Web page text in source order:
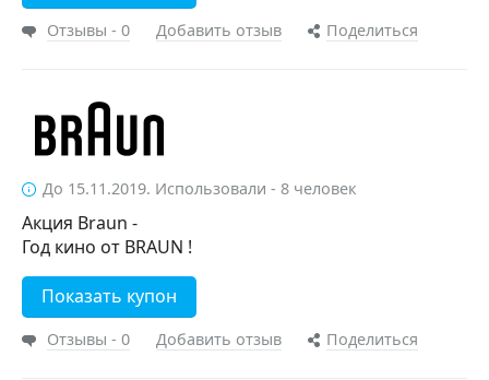
Отзывы - 0 Добавить отзыв Поделиться
До 15.11.2019. Использовали - 8 человек
Акция Braun -
Год кино от BRAUN !
Показать купон
Отзывы - 0 Добавить отзыв Поделиться